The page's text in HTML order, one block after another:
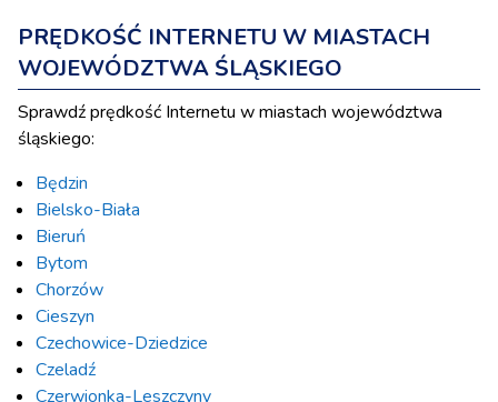
PRĘDKOŚĆ INTERNETU W MIASTACH
WOJEWÓDZTWA ŚLĄSKIEGO
Sprawdź prędkość Internetu w miastach województwa
śląskiego:
Będzin
Bielsko-Biała
Bieruń
Bytom
Chorzów
Cieszyn
Czechowice-Dziedzice
Czeladź
Czerwionka-Leszczyny